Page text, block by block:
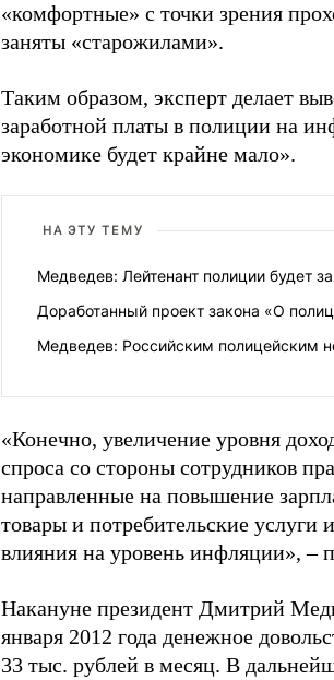
«комфортные» с точки зрения
заняты «старожилами».
Таким образом, эксперт делает
заработной платы в полиции на
экономике будет крайне мало».
НА ЭТУ ТЕМУ
Медведев: Лейтенант полиции будет
Доработанный проект закона «О
Медведев: Российским полицейским
«Конечно, увеличение уровня
спроса со стороны сотрудников
направленные на повышение
товары и потребительские услуги
влияния на уровень инфляции», –
Накануне президент Дмитрий
января 2012 года денежное
33 тыс. рублей в месяц. В